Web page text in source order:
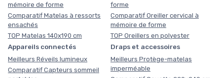
mémoire de forme
Comparatif Matelas à ressorts
ensachés
TOP Matelas 140x190 cm
forme
Comparatif Oreiller cervical à
mémoire de forme
TOP Oreillers en polyester
Appareils connectés
Meilleurs Réveils lumineux
Comparatif Capteurs sommeil
Draps et accessoires
Meilleurs Protège-matelas
imperméable